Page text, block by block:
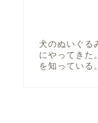
犬のぬいぐる
にやってきた
を知っている。